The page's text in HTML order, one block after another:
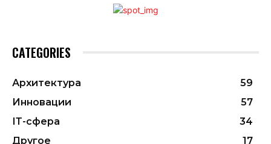
CATEGORIES
Архитектура
59
Инновации
57
ІТ-сфера
34
Другое
17